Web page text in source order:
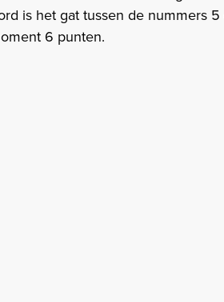
is het gat tussen de nummers
6 punten.